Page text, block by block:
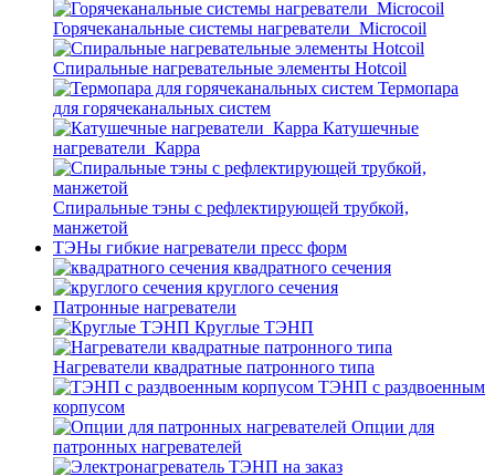
Горячеканальные системы нагреватели_Microcoil
Спиральные нагревательные элементы Hotcoil
Термопара
для горячеканальных систем
Катушечные
нагреватели_Карра
Спиральные тэны с рефлектирующей трубкой,
манжетой
ТЭНы гибкие нагреватели пресс форм
квадратного сечения
круглого сечения
Патронные нагреватели
Круглые ТЭНП
Нагреватели квадратные патронного типа
ТЭНП с раздвоенным
корпусом
Опции для
патронных нагревателей